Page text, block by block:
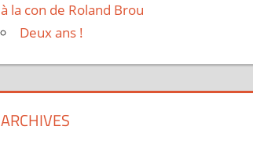
à la con de Roland Brou
Deux ans !
ARCHIVES